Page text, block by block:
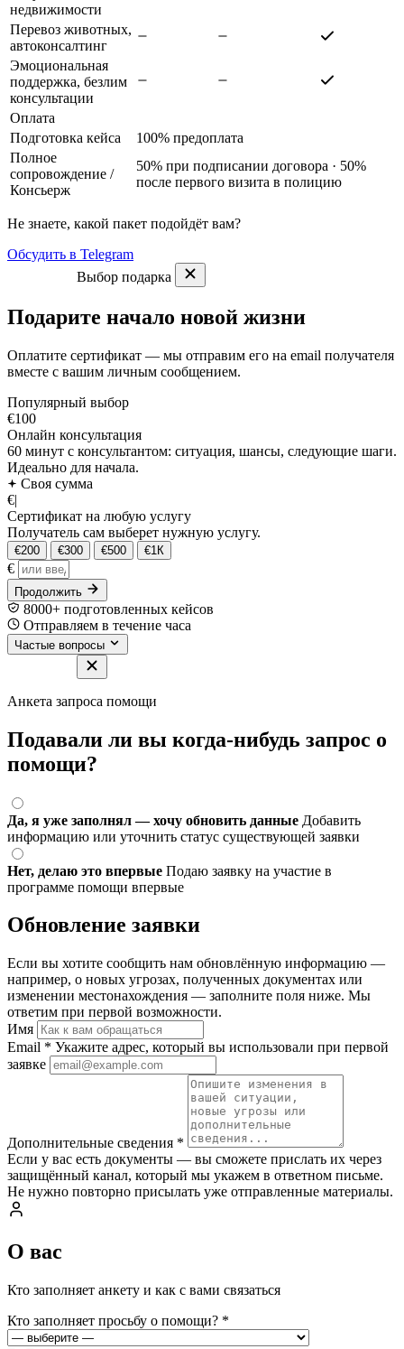
недвижимости
Перевоз животных,
автоконсалтинг
Эмоциональная
поддержка, безлим
консультации
Оплата
Подготовка кейса
100% предоплата
Полное
сопровождение /
Консьерж
50% при подписании договора · 50%
после первого визита в полицию
Не знаете, какой пакет подойдёт вам?
Обсудить в Telegram
Выбор подарка
Подарите начало новой жизни
Оплатите сертификат — мы отправим его на email получателя
вместе с вашим личным сообщением.
Популярный выбор
€100
Онлайн консультация
60 минут с консультантом: ситуация, шансы, следующие шаги.
Идеально для начала.
Своя сумма
€|
Сертификат на любую услугу
Получатель сам выберет нужную услугу.
€200 €300 €500 €1К
€
Продолжить
8000+ подготовленных кейсов
Отправляем в течение часа
Частые вопросы
Анкета запроса помощи
Подавали ли вы когда-нибудь запрос о
помощи?
Да, я уже заполнял — хочу обновить данные Добавить
информацию или уточнить статус существующей заявки
Нет, делаю это впервые Подаю заявку на участие в
программе помощи впервые
Обновление заявки
Если вы хотите сообщить нам обновлённую информацию —
например, о новых угрозах, полученных документах или
изменении местонахождения — заполните поля ниже. Мы
ответим при первой возможности.
Имя
Email * Укажите адрес, который вы использовали при первой
заявке
Дополнительные сведения *
Если у вас есть документы — вы сможете прислать их через
защищённый канал, который мы укажем в ответном письме.
Не нужно повторно присылать уже отправленные материалы.
О вас
Кто заполняет анкету и как с вами связаться
Кто заполняет просьбу о помощи? *